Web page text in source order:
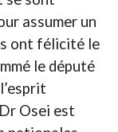
assumer un
ont félicité le
le député
Osei est